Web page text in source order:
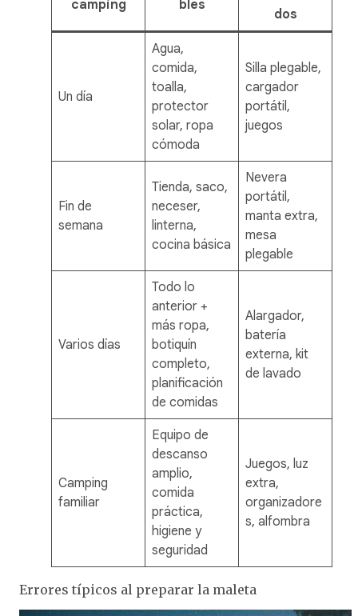
camping
bles
dos
Un día
Agua,
comida,
toalla,
protector
solar, ropa
cómoda
Silla plegable,
cargador
portátil,
juegos
Fin de
semana
Tienda, saco,
neceser,
linterna,
cocina básica
Nevera
portátil,
manta extra,
mesa
plegable
Varios días
Todo lo
anterior +
más ropa,
botiquín
completo,
planificación
de comidas
Alargador,
batería
externa, kit
de lavado
Camping
familiar
Equipo de
descanso
amplio,
comida
práctica,
higiene y
seguridad
Juegos, luz
extra,
organizadore
s, alfombra
Errores típicos al preparar la maleta